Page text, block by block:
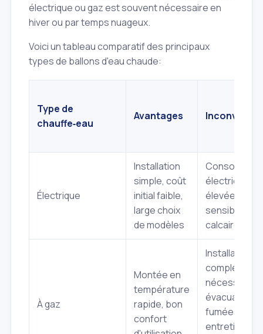
électrique ou gaz est souvent nécessaire en
hiver ou par temps nuageux.
Voici un tableau comparatif des principaux
types de ballons d'eau chaude:
Type de
chauffe‑eau
Avantages
Électrique
Installation
simple, coût
initial faible,
large choix
de modèles
électrique
élevée,
sensible au
calcaire
À gaz
Montée en
température
rapide, bon
confort
Installation
complexe,
nécessite
évacuation
fumées,
entretien